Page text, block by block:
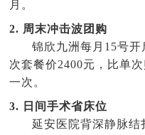
月。
2. 周末冲击波团购
锦欣九洲每月15号
次套餐价2400元，比单
一次。
3. 日间手术省床位
延安医院背深静脉结